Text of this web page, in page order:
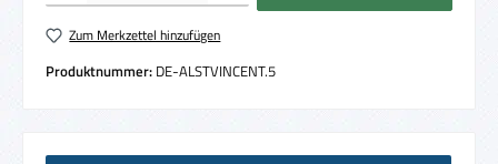
Zum Merkzettel hinzufügen
Produktnummer: DE-ALSTVINCENT.5